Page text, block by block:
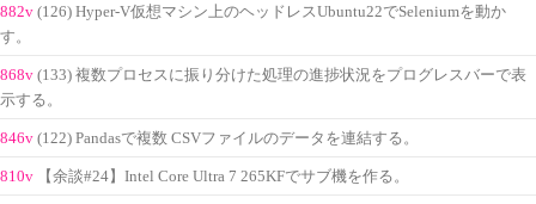
882v (126) Hyper-V仮想マシン上のヘッドレスUbuntu22でSeleniumを動か
す。
868v (133) 複数プロセスに振り分けた処理の進捗状況をプログレスバーで表
示する。
846v (122) Pandasで複数 CSVファイルのデータを連結する。
810v 【余談#24】Intel Core Ultra 7 265KFでサブ機を作る。